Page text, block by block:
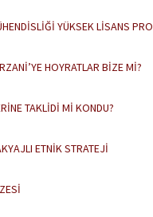
YÜKSEK LİSANS
HOYRATLAR BİZE Mİ?
TAKLİDİ Mİ KONDU?
ETNİK STRATEJİ